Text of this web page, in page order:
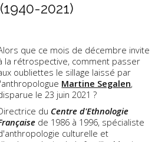
2021)
que ce mois de décembre invite
la rétrospective, comment passer
oubliettes le sillage laissé par
Martine Segalen,
le 23 juin 2021 ?
du Centre d'Ethnologie
de 1986 à 1996, spécialiste
culturelle et